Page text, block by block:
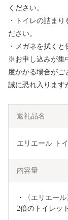
ください。
・トイレの詰ま
ださい。
・メガネを拭く
※お申し込みが集
度かかる場合が
誠に恐れ入ります
返礼品名
エリエール ト
内容量
・〈エリエー
2倍のトイレッ